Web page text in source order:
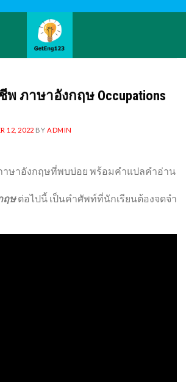
ภาษาอังกฤษ Occupations
12, 2022 BY ADMIN
ษาอังกฤษที่พบบ่อย พร้อมคำแปลคำอ่าน
ฤษต่อไปนี้ เป็นคำศัพท์ที่นักเรียนต้องจดจำ